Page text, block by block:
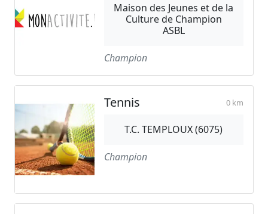
Maison des Jeunes et de la
Culture de Champion
ASBL
Champion
Tennis 0 km
T.C. TEMPLOUX (6075)
Champion